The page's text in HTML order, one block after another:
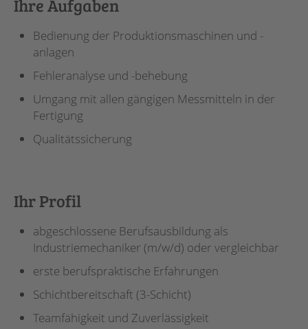
Ihre Aufgaben
Bedienung der Produktionsmaschinen und -
anlagen
Fehleranalyse und -behebung
Umgang mit allen gängigen Messmitteln in der
Fertigung
Qualitätssicherung
Ihr Profil
abgeschlossene Berufsausbildung als
Industriemechaniker (m/w/d) oder vergleichbar
erste berufspraktische Erfahrungen
Schichtbereitschaft (3-Schicht)
Teamfähigkeit und Zuverlässigkeit